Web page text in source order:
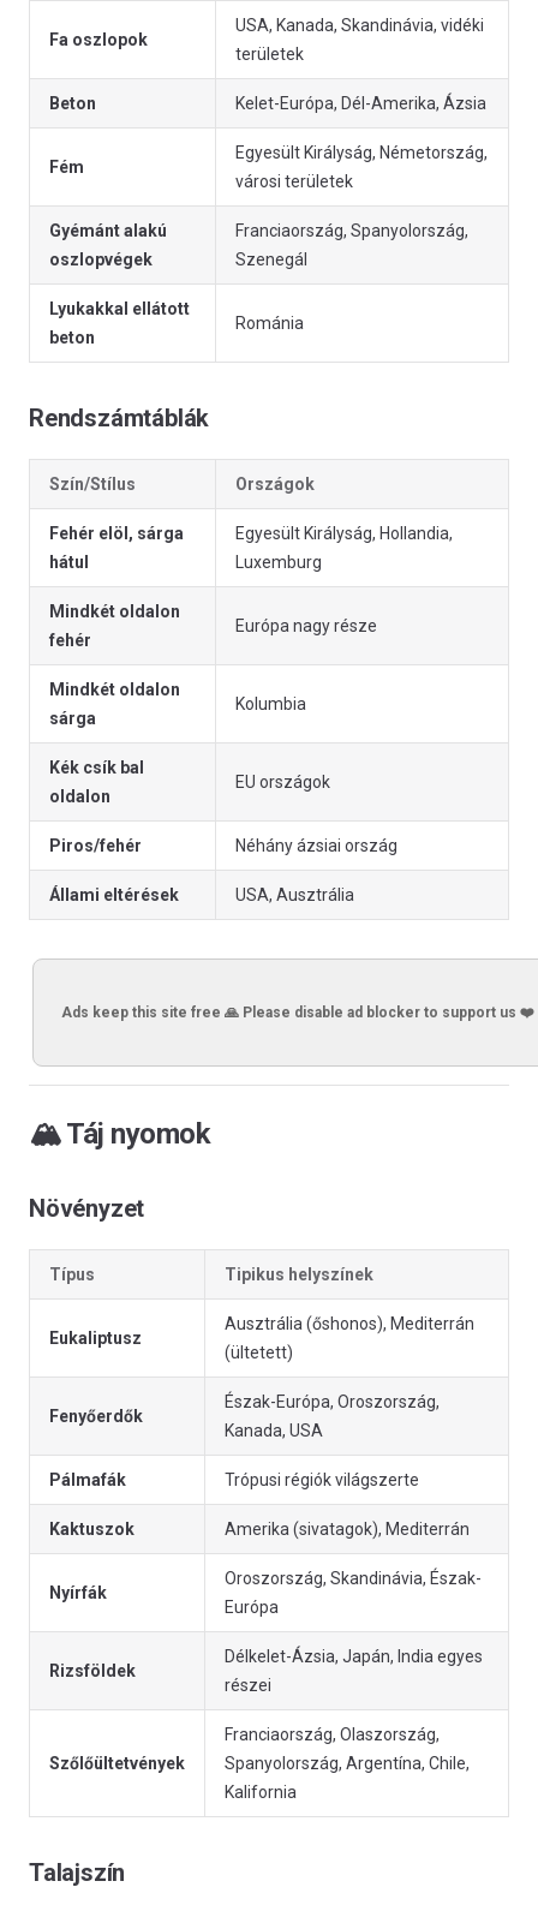
Fa oszlopok
USA, Kanada, Skandinávia, vidéki
területek
Beton Kelet-Európa, Dél-Amerika, Ázsia
Fém
Egyesült Királyság, Németország,
városi területek
Gyémánt alakú
oszlopvégek
Franciaország, Spanyolország,
Szenegál
Lyukakkal ellátott
beton
Románia
Rendszámtáblák
Szín/Stílus Országok
Fehér elöl, sárga
hátul
Egyesült Királyság, Hollandia,
Luxemburg
Mindkét oldalon
fehér
Európa nagy része
Mindkét oldalon
sárga
Kolumbia
Kék csík bal
oldalon
EU országok
Piros/fehér Néhány ázsiai ország
Állami eltérések USA, Ausztrália
Ads keep this site free 🙏 Please disable ad blocker to support us ❤️
🏔️ Táj nyomok
Növényzet
Típus Tipikus helyszínek
Eukaliptusz
Ausztrália (őshonos), Mediterrán
(ültetett)
Fenyőerdők
Észak-Európa, Oroszország,
Kanada, USA
Pálmafák Trópusi régiók világszerte
Kaktuszok Amerika (sivatagok), Mediterrán
Nyírfák
Oroszország, Skandinávia, Észak-
Európa
Rizsföldek
Délkelet-Ázsia, Japán, India egyes
részei
Szőlőültetvények
Franciaország, Olaszország,
Spanyolország, Argentína, Chile,
Kalifornia
Talajszín